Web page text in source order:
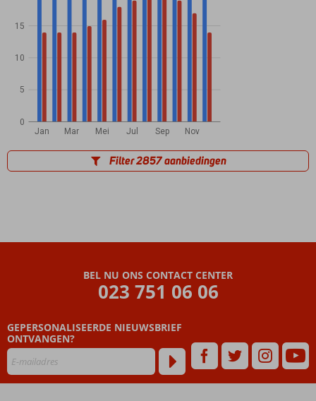
Jan Mar Mei Jul Sep Nov
0
5
10
15
Filter 2857 aanbiedingen
BEL NU ONS CONTACT CENTER
023 751 06 06
GEPERSONALISEERDE NIEUWSBRIEF
ONTVANGEN?